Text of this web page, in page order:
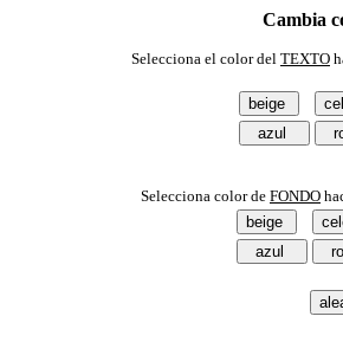
Cambia
Selecciona el color del TEXTO
Selecciona color de FONDO